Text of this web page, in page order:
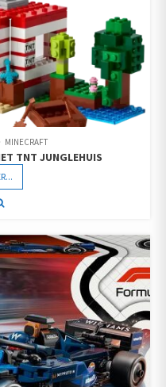
MINECRAFT
TNT JUNGLEHUIS